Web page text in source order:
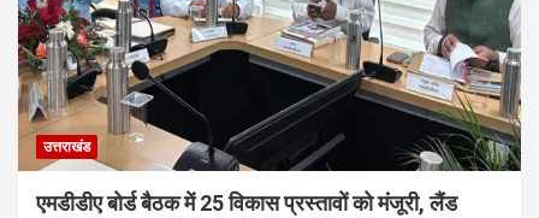
उत्तराखंड
एमडीडीए बोर्ड बैठक में 25 विकास प्रस्तावों को मंजूरी, लैंड